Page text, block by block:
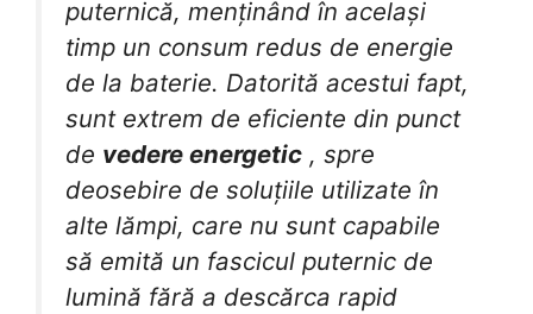
puternică, menținând în același
timp un consum redus de energie
de la baterie. Datorită acestui fapt,
sunt extrem de eficiente din punct
de vedere energetic , spre
deosebire de soluțiile utilizate în
alte lămpi, care nu sunt capabile
să emită un fascicul puternic de
lumină fără a descărca rapid